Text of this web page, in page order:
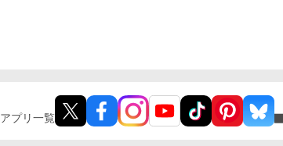
アプリ一覧